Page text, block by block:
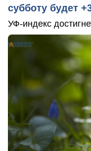
субботу будет
УФ-индекс